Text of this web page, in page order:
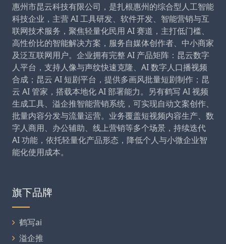
惠州市昆云科技有限公司，是扎根惠州的综合型人工智能
科技企业，主营 AI 工具研发、软件开发、智能营销与互
联网技术服务，聚焦轻量化民用 AI 赛道，主打低门槛、
高性价比的智能解决方案，服务自媒体创作者、中小商家
及泛互联网用户。企业拥有完整 AI 产品矩阵：昆云数字
人平台，支持人像与声纹快速克隆、AI 数字人口播视频
合成；昆云 AI 短剧平台，提供多画风批量短剧制作；昆
云 AI 管家，搭载本地化 AI 部署能力。另有鹤写 AI 视频
生成工具、溢企推智能营销系统，可实现自动文案创作、
批量内容分发与流量运营。业务覆盖短视频内容生产、数
字人商用、办公辅助、线上营销等多个场景，持续迭代
AI 功能，依托轻量化产品形态，降低个人与小微企业智
能化使用成本。
旗下品牌
鹤写ai
溢企推